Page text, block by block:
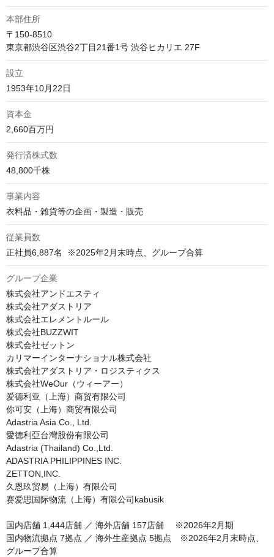
本部住所
〒150-8510
東京都渋谷区渋谷2丁目21番1号 渋谷ヒカリエ 27F
設立
1953年10月22日
資本金
2,660百万円
発行済株式数
48,800千株
事業内容
衣料品・雑貨等の企画・製造・販売
従業員数
正社員6,887名  ※2025年2月末時点、グループ合算
グループ企業
株式会社アンドエスティ
株式会社アダストリア
株式会社エレメントルール
株式会社BUZZWIT
株式会社ゼットン
カリマーインターナショナル株式会社
株式会社アダストリア・ロジスティクス
株式会社WeOur（ウィーアー）
爱德利亚（上海）商贸有限公司
你可安（上海）商贸有限公司
Adastria Asia Co., Ltd.
愛德利亞台灣股份有限公司
Adastria (Thailand) Co.,Ltd.
ADASTRIA PHILIPPINES INC.
ZETTON,INC.
久恩玖贸易（上海）有限公司
赛爱思国际物流（上海）有限公司kabusik
国内店舗 1,444店舗 ／ 海外店舗 157店舗　 ※2026年2月期
国内物流拠点 7拠点 ／ 海外生産拠点 5拠点　※2026年2月末時点、
グループ合算